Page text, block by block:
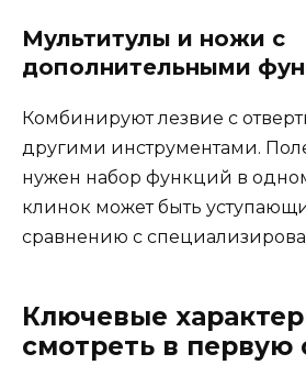
Мультитулы и ножи с
дополнительными
Комбинируют лезвие с
другими инструментами.
нужен набор функций в
клинок может быть
сравнению с
Ключевые
смотреть в первую